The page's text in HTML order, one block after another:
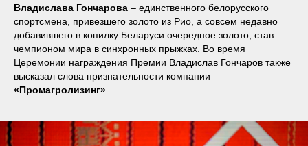
Владислава Гончарова – единственного белорусского
спортсмена, привезшего золото из Рио, а совсем недавно
добавившего в копилку Беларуси очередное золото, став
чемпионом мира в синхронных прыжках. Во время
Церемонии награждения Премии Владислав Гончаров также
высказал слова признательности компании
«Промагролизинг»